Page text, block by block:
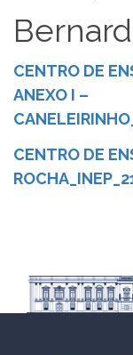
CENTRO DE
ANEXO I –
CENTRO DE